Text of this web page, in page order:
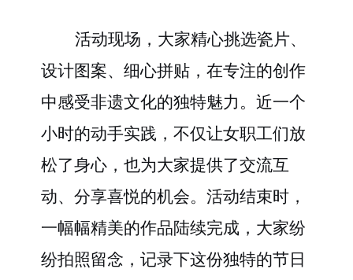
活动现场，大家精心挑选瓷片、
设计图案、细心拼贴，在专注的创作
中感受非遗文化的独特魅力。近一个
小时的动手实践，不仅让女职工们放
松了身心，也为大家提供了交流互
动、分享喜悦的机会。活动结束时，
一幅幅精美的作品陆续完成，大家纷
纷拍照留念，记录下这份独特的节日